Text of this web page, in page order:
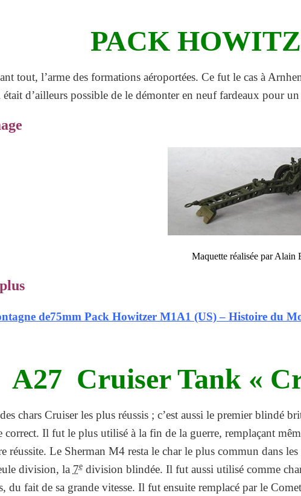
PACK
tout, l’arme des formations aéroportées. Ce fut le cas à
d’ailleurs possible de le démonter en neuf fardeaux pour un
Maquette réalisée par Alain
de75mm Pack Howitzer M1A1 (US) – Histoire du
A27 Cruiser Tank «
chars Cruiser les plus réussis ; c’est aussi le premier blindé
correct. Il fut le plus utilisé à la fin de la guerre, remplaçant
réussite. Le Sherman M4 resta le char le plus commun dans
division, la 7edivision blindée. Il fut aussi utilisé comme
du fait de sa grande vitesse. Il fut ensuite remplacé par le